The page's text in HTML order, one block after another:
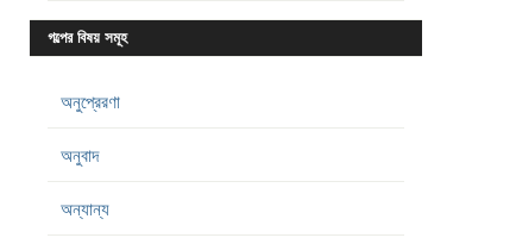
গল্পের বিষয় সমূহ
অনুপ্রেরণা
অনুবাদ
অন্যান্য